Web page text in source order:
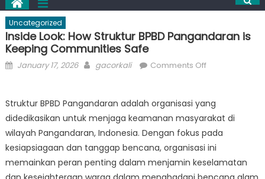
Uncategorized
Inside Look: How Struktur BPBD Pangandaran is
Keeping Communities Safe
Posted
January 17, 2026 Author
gacorkali Comments Offon
How
Struktur
BPBD
Pangandaran
is
Keeping
Struktur BPBD Pangandaran adalah organisasi yang
didedikasikan untuk menjaga keamanan masyarakat di
wilayah Pangandaran, Indonesia. Dengan fokus pada
kesiapsiagaan dan tanggap bencana, organisasi ini
memainkan peran penting dalam menjamin keselamatan